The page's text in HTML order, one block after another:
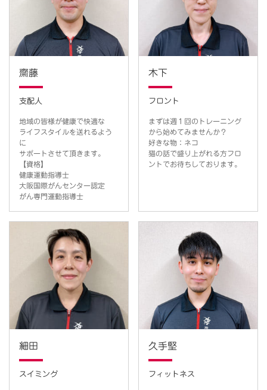
齋藤
支配人
地域の皆様が健康で快適な
ライフスタイルを送れるよう
に
サポートさせて頂きます。
【資格】
健康運動指導士
大阪国際がんセンター認定
がん専門運動指導士
木下
フロント
まずは週１回のトレーニング
から始めてみませんか？
好きな物：ネコ
猫の話で盛り上がれる方フロ
ントでお待ちしております。
細田
スイミング
久手堅
フィットネス